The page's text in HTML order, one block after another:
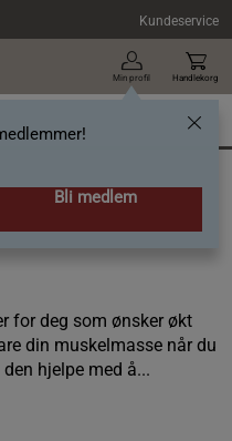
Kundeservice
Min profil
Bli medlem
Handlekorg
for deg som ønsker økt
din muskelmasse når du
hjelpe med å...